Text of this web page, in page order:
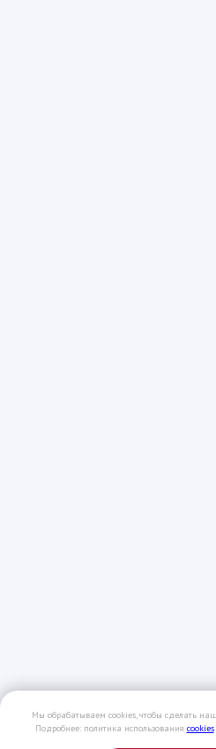
Мы обрабатываем cookies, чтобы сделать
Подробнее: политика использования cookies